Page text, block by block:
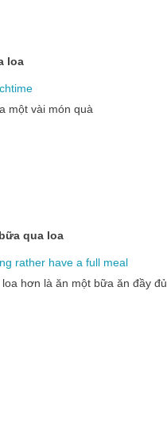
loa
một vài món quà
qua loa
rather have a full meal
hơn là ăn một bữa ăn đầy đủ